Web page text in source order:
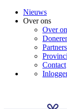
Nieuws
Over ons
Over
Partners
Contact